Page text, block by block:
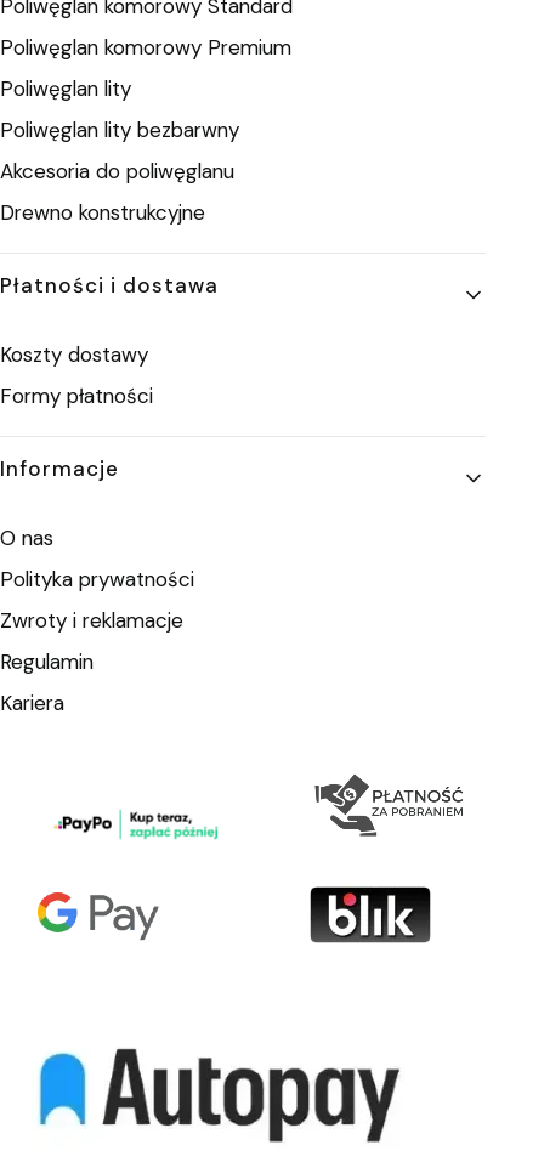
Poliwęglan komorowy Standard
Poliwęglan komorowy Premium
Poliwęglan lity
Poliwęglan lity bezbarwny
Akcesoria do poliwęglanu
Drewno konstrukcyjne
Płatności i dostawa
Koszty dostawy
Formy płatności
Informacje
O nas
Polityka prywatności
Zwroty i reklamacje
Regulamin
Kariera